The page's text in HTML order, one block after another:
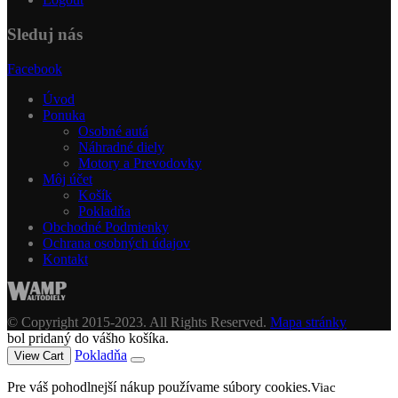
Sleduj nás
Facebook
Úvod
Ponuka
Osobné autá
Náhradné diely
Motory a Prevodovky
Môj účet
Košík
Pokladňa
Obchodné Podmienky
Ochrana osobných údajov
Kontakt
© Copyright 2015-2023. All Rights Reserved. Mapa stránky
bol pridaný do vášho košíka.
View Cart Pokladňa
Pre váš pohodlnejší nákup používame súbory cookies.Viac